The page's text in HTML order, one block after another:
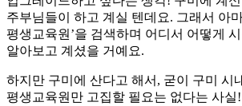
주부님들이 하고 계실 텐데요. 그래서 아마
평생교육원’을 검색하며 어디서 어떻게 시
알아보고 계셨을 거예요.
하지만 구미에 산다고 해서, 굳이 구미 시
평생교육원만 고집할 필요는 없다는 사실!